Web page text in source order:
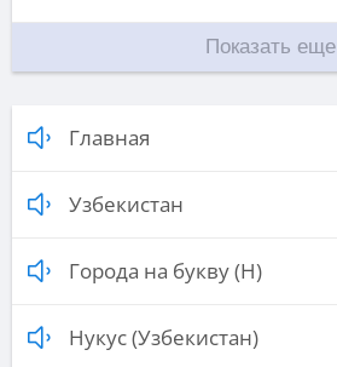
Показать еще
Главная
Узбекистан
Города на букву (Н)
Нукус (Узбекистан)